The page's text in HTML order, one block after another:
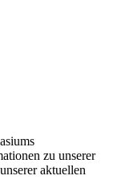
zu unserer
aktuellen